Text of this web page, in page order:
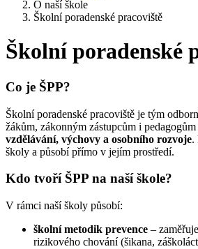
O naší škole
Školní poradenské pracoviště
Školní poradenské
Co je ŠPP?
Školní poradenské pracoviště je tým
žákům, zákonným zástupcům i pedagogům
vzdělávání, výchovy a osobního rozvoje.
školy a působí přímo v jejím prostředí.
Kdo tvoří ŠPP na naší škole?
V rámci naší školy působí:
školní metodik prevence –
rizikového chování (šikana,